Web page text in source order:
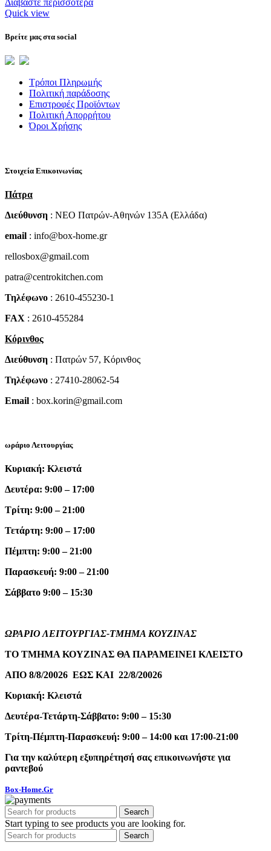
Διαβάστε περισσότερα
Quick view
Βρείτε μας στα social
Τρόποι Πληρωμής
Πολιτική παράδοσης
Επιστροφές Προϊόντων
Πολιτική Απορρήτου
Όροι Χρήσης
Στοιχεία Επικοινωνίας
Πάτρα
Διεύθυνση : NEO Πατρών-Αθηνών 135Α (Ελλάδα)
email : info@box-home.gr
rellosbox@gmail.com
patra@centrokitchen.com
Τηλέφωνο : 2610-455230-1
FAX : 2610-455284
Κόρινθος
Διεύθυνση : Πατρών 57, Κόρινθος
Τηλέφωνο : 27410-28062-54
Email : box.korin@gmail.com
ωράριο Λειτουργίας
Κυριακή: Κλειστά
Δευτέρα: 9:00 – 17:00
Τρίτη: 9:00 – 21:00
Τετάρτη: 9:00 – 17:00
Πέμπτη: 9:00 – 21:00
Παρασκευή: 9:00 – 21:00
Σάββατο 9:00 – 15:30
ΩΡΑΡΙΟ ΛΕΙΤΟΥΡΓΙΑΣ-ΤΜΗΜΑ ΚΟΥΖΙΝΑΣ
ΤΟ ΤΜΗΜΑ ΚΟΥΖΙΝΑΣ ΘΑ ΠΑΡΑΜΕΙΝΕΙ ΚΛΕΙΣΤΟ
ΑΠΟ 8/8/20026 ΕΩΣ ΚΑΙ 22/8/20026
Κυριακή: Κλειστά
Δευτέρα-Τετάρτη-Σάββατο: 9:00 – 15:30
Τρίτη-Πέμπτη-Παρασκευή: 9:00 – 14:00 και 17:00-21:00
Για την καλύτερη εξυπηρέτησή σας επικοινωνήστε για
ραντεβού
Box-Home.Gr
Search
Start typing to see products you are looking for.
Search